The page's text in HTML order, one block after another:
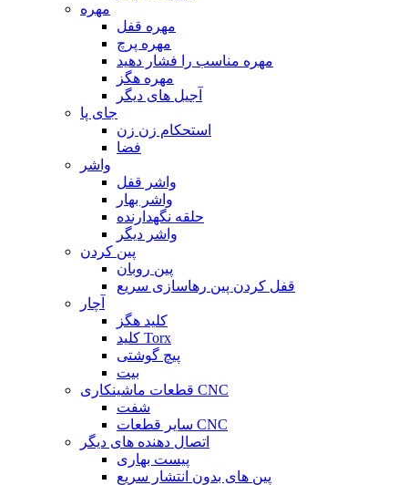
مهره
مهره قفل
مهره پرچ
مهره مناسب را فشار دهید
مهره هگز
آجیل های دیگر
جای پا
استحکام زن زن
فضا
واشر
واشر قفل
واشر بهار
حلقه نگهدارنده
واشر دیگر
پین کردن
پین روبان
قفل کردن پین رهاسازی سریع
آچار
کلید هگز
کلید Torx
پیچ گوشتی
بیت
قطعات ماشینکاری CNC
شفت
سایر قطعات CNC
اتصال دهنده های دیگر
پیست بهاری
پین های بدون انتشار سریع